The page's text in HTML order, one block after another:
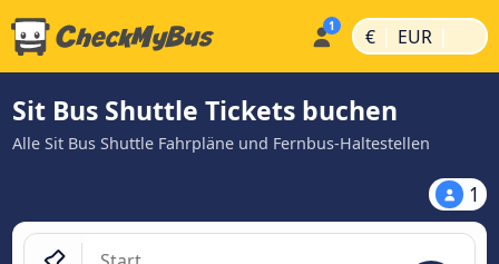
€ | EUR |
Sit Bus Shuttle Tickets buchen
Alle Sit Bus Shuttle Fahrpläne und Fernbus-Haltestellen
1